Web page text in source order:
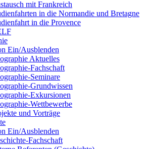
mit Frankreich
in die Normandie und Bretagne
in die Provence
Ein/Ausblenden
Aktuelles
Fachschaft
Seminare
Grundwissen
Exkursionen
Wettbewerbe
und Vorträge
Ein/Ausblenden
Fachschaft